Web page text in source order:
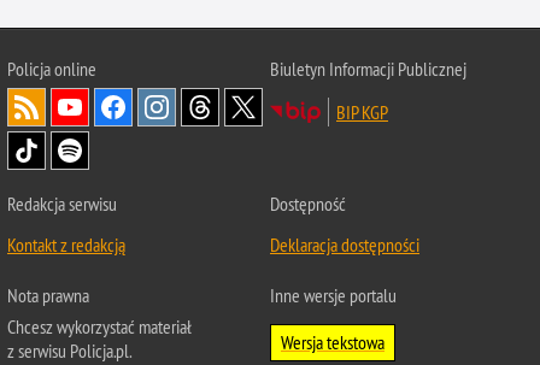
Policjaonline
Biuletyn Informacji Publicznej
BIP KGP
Redakcja serwisu
Kontakt z redakcją
Dostępność
Deklaracja dostępności
Nota prawna
Chcesz wykorzystać materiał
z serwisu Policja.pl.
Inne wersje portalu
Wersja tekstowa